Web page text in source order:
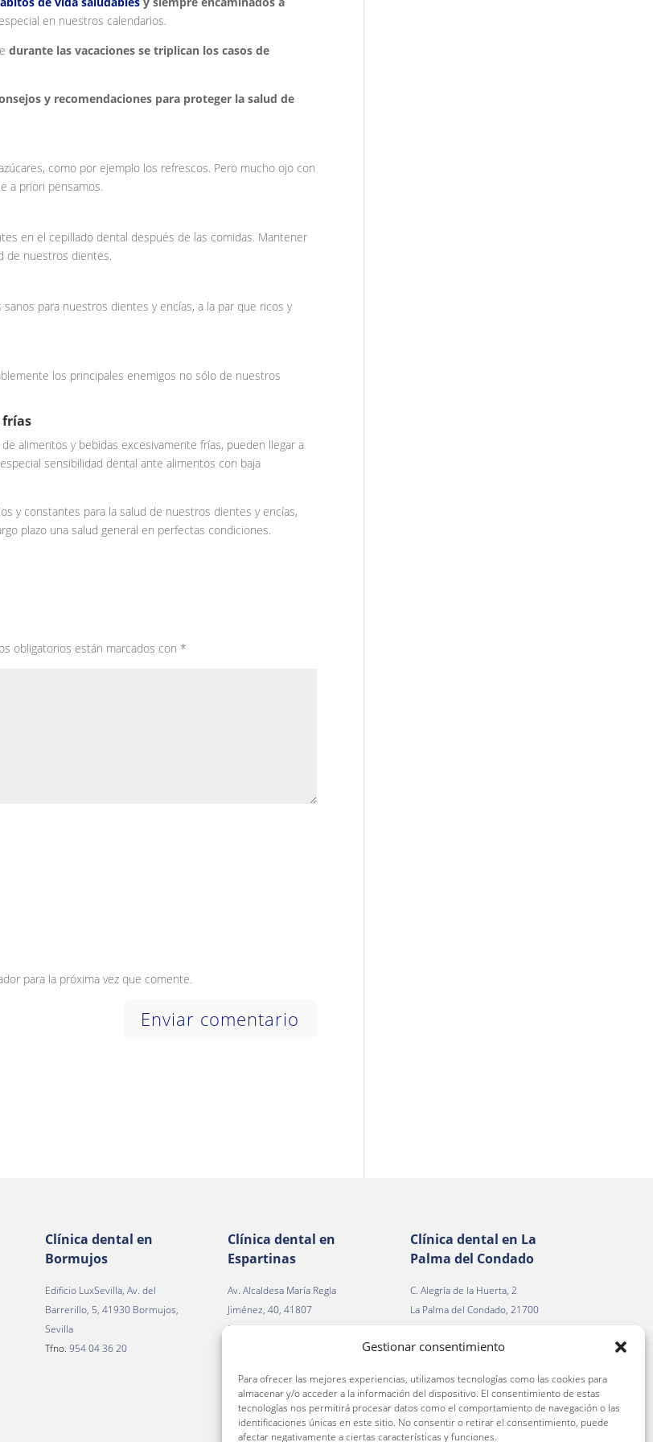
Gestionar consentimiento
Para ofrecer las mejores experiencias, utilizamos tecnologías como las cookies para
almacenar y/o acceder a la información del dispositivo. El consentimiento de estas
tecnologías nos permitirá procesar datos como el comportamiento de navegación o las
identificaciones únicas en este sitio. No consentir o retirar el consentimiento, puede
afectar negativamente a ciertas características y funciones.
en nuestros calendarios.
durante las vacaciones se triplican los casos de
y recomendaciones para proteger la salud de
como por ejemplo los refrescos. Pero mucho ojo con
a priori pensamos.
en el cepillado dental después de las comidas. Mantener
de nuestros dientes.
para nuestros dientes y encías, a la par que ricos y
los principales enemigos no sólo de nuestros
frías
alimentos y bebidas excesivamente frías, pueden llegar a
sensibilidad dental ante alimentos con baja
y constantes para la salud de nuestros dientes y encías,
plazo una salud general en perfectas condiciones.
obligatorios están marcados con*
para la próxima vez que comente.
Clínica dental en
Bormujos
Edificio LuxSevilla, Av. del
Barrerillo, 5, 41930 Bormujos,
Sevilla
Tfno.954 04 36 20
Clínica dental en
Espartinas
Av. Alcaldesa María Regla
Jiménez, 40, 41807
Espartinas, Sevilla
Clínica dental en La
Palma del Condado
C. Alegría de la Huerta, 2
La Palma del Condado, 21700
Tfno.959 66 36 46